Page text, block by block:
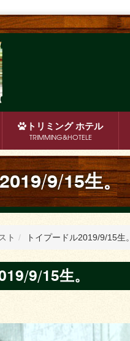
トリミングホテル
TRIMMING&HOTELE
9/15生。
ト トイプードル2019/9/15生。
9/15生。